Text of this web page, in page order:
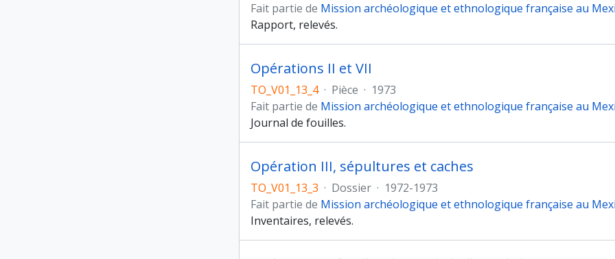
Fait partie de Mission archéologique et ethnologique française au
Rapport, relevés.
Opérations II et VII
TO_V01_13_4 · Pièce · 1973
Fait partie de Mission archéologique et ethnologique française au
Journal de fouilles.
Opération III, sépultures et caches
TO_V01_13_3 · Dossier · 1972-1973
Fait partie de Mission archéologique et ethnologique française au
Inventaires, relevés.